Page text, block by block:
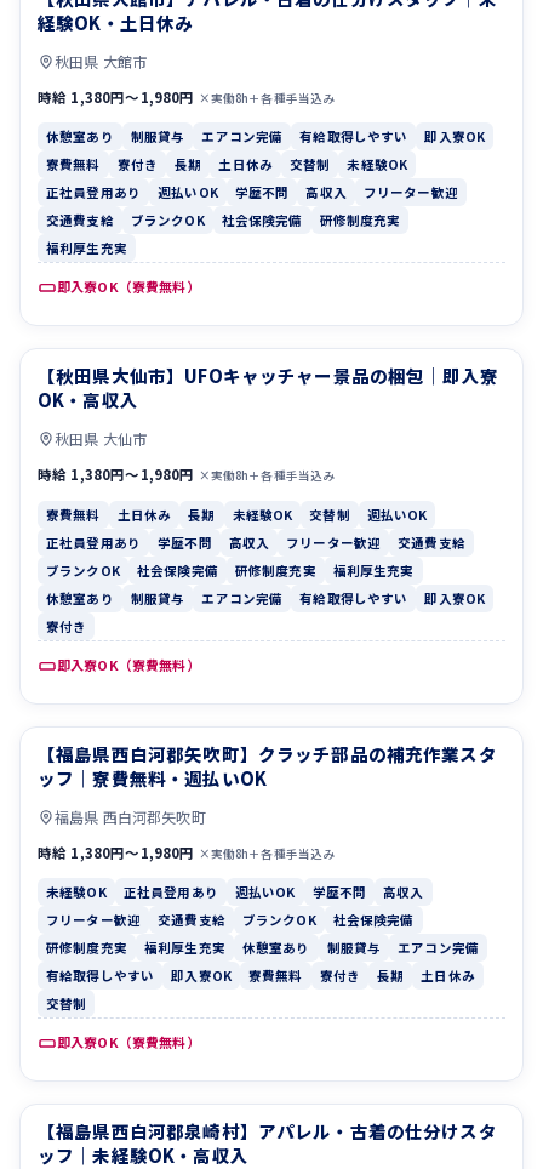
経験OK・土日休み
秋田県 大館市
時給 1,380円〜1,980円 ×実働8h＋各種手当込み
休憩室あり 制服貸与 エアコン完備 有給取得しやすい
即入寮OK
寮費無料
寮付き 長期 土日休み 交替制
未経験OK
正社員登用あり
週払いOK 学歴不問 高収入
フリーター歓迎
交通費支給
ブランクOK 社会保険完備
研修制度充実
福利厚生充実
即入寮OK（寮費無料）
寮費無料 土日休み
【秋田県大仙市】UFOキャッチャー景品の梱包｜即入寮
OK・高収入
秋田県 大仙市
時給 1,380円〜1,980円 ×実働8h＋各種手当込み
寮費無料 土日休み 長期 未経験OK 交替制
週払いOK
正社員登用あり
学歴不問 高収入 フリーター歓迎
交通費支給
ブランクOK
社会保険完備 研修制度充実
福利厚生充実
休憩室あり
制服貸与 エアコン完備 有給取得しやすい
即入寮OK
寮付き
即入寮OK（寮費無料）
未経験OK 正社員登用あり
【福島県西白河郡矢吹町】クラッチ部品の補充作業スタ
ッフ｜寮費無料・週払いOK
福島県 西白河郡矢吹町
時給 1,380円〜1,980円 ×実働8h＋各種手当込み
未経験OK 正社員登用あり 週払いOK 学歴不問
高収入
フリーター歓迎
交通費支給 ブランクOK
社会保険完備
研修制度充実
福利厚生充実 休憩室あり 制服貸与
エアコン完備
有給取得しやすい
即入寮OK 寮費無料 寮付き 長期
土日休み
交替制
即入寮OK（寮費無料）
交通費支給 ブランクOK
【福島県西白河郡泉崎村】アパレル・古着の仕分けスタ
ッフ｜未経験OK・高収入